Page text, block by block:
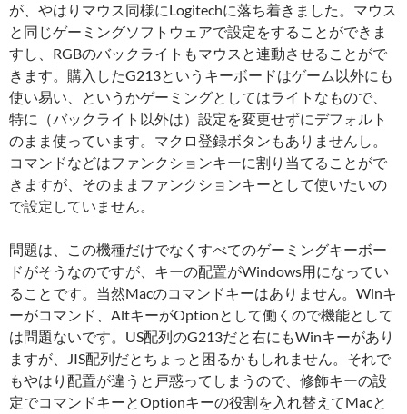
が、やはりマウス同様にLogitechに落ち着きました。マウス
と同じゲーミングソフトウェアで設定をすることができま
すし、RGBのバックライトもマウスと連動させることがで
きます。購入したG213というキーボードはゲーム以外にも
使い易い、というかゲーミングとしてはライトなもので、
特に（バックライト以外は）設定を変更せずにデフォルト
のまま使っています。マクロ登録ボタンもありませんし。
コマンドなどはファンクションキーに割り当てることがで
きますが、そのままファンクションキーとして使いたいの
で設定していません。
問題は、この機種だけでなくすべてのゲーミングキーボー
ドがそうなのですが、キーの配置がWindows用になってい
ることです。当然Macのコマンドキーはありません。Winキ
ーがコマンド、AltキーがOptionとして働くので機能として
は問題ないです。US配列のG213だと右にもWinキーがあり
ますが、JIS配列だとちょっと困るかもしれません。それで
もやはり配置が違うと戸惑ってしまうので、修飾キーの設
定でコマンドキーとOptionキーの役割を入れ替えてMacと